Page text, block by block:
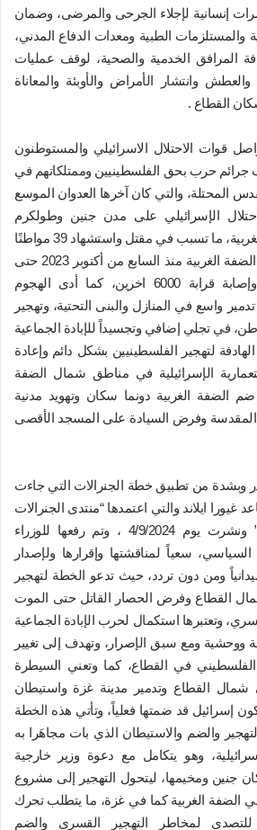
إنسانية لإجلاء الجرحى والمرضى، وضمان
والمستلزمات الطبية ومعدات الدفاع المدني،
المرافق الخدمية والصحية، لوقف عمليات
وانتشار الأمراض والأوبئة والمعاناة
القطاع .
قوات الاحتلال الاسرائيلي والمستوطنون
جرائم حرب بحق الفلسطينيين وممتلكاتهم في
المحتلة، والتي كان آخرها العدوان الموسع
الإسرائيلي على مدن جنين وطولكرم
وطوباس، شمال الضفة الغربية، ما تسبب في مقتل واستشهاد 39 مواطنًا
ما يرفع عدد الشهداء في الضفة الغربية منذ السابع من أكتوبر 2023 حتى
الآن إلى 682 مواطن، وإصابة قرابة 6000 اخرين، كما أدى الهجوم
واسع في المنازل والبنى التحتية، وتهجير
لأكثر من 1000 مواطن، في تجلي إضافي وتجسيداً للإبادة الجماعية
لتهجير الفلسطينيين بشكل دائم وإعادة
الإسرائيلية في مناطق شمال الضفة
الضفة الغربية دونما سكان وتهويد مدنية
المقدسة وفرض السيادة على المسجد الأقصى
وبشدة من تطبيق خطة الجنرالات التي جاءت
غيورا ايلاند والتي اعتمدها “منتدى الجنرالات
والمحاربين في الاحتياط” ونشرت يوم 4/9/2024 ، وتم رفعها للوزراء
السياسي، سعياً لمناقشتها وإقرارها ولإصدار
ومن دون تردد، حيث تدعو الخطة لتهجير
القطاع وفرض الحصار القاتل حتى الموت
وتعتبرها استكمال لحرب الإبادة الجماعية
ووحشية ومع سبق الإصرار، وتهدف إلى تغيير
في القطاع، كما وتعني السيطرة
شمال القطاع وتدمير مدينة غزة واستيطان
إسرائيل قد ضمتها فعلياً، وتأتي هذه الخطة
والضم والاستيطان الذي بات مجاهَرا به
وهو يتكامل مع دعوة وزير خارجية
جنين ومخيمها، ليتحول التهجير إلى مشروع
الضفة الغربية كما في غزة، ما يتطلب تحرك
لمخاطر التهجير القسري والضم